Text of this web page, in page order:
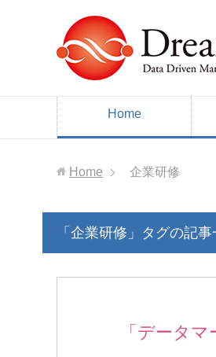
Home
Home 企業研修
「企業研修」タグの記事
「データ